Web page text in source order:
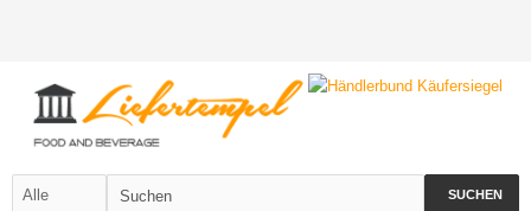
SUCHEN